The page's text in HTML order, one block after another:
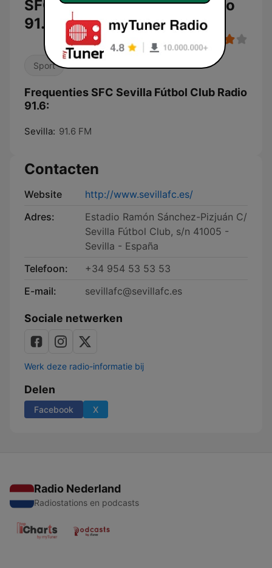
SFC Sevilla Fútbol Club Radio
91.6
Sport
Frequenties SFC Sevilla Fútbol Club Radio
91.6:
Sevilla: 91.6 FM
Contacten
Website
http://www.sevillafc.es/
Adres:
Estadio Ramón Sánchez-Pizjuán C/
Sevilla Fútbol Club, s/n 41005 -
Sevilla - España
Telefoon:
+34 954 53 53 53
E-mail:
sevillafc@sevillafc.es
Sociale netwerken
Werk deze radio-informatie bij
Delen
Facebook X
Radio Nederland
Radiostations en podcasts